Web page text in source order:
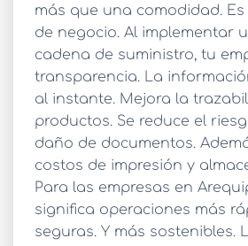
más que una comodidad.
de negocio. Al implementar
cadena de suministro, tu
transparencia. La
al instante. Mejora la
productos. Se reduce el
daño de documentos.
costos de impresión y
Para las empresas en
significa operaciones más
seguras. Y más sostenibles.